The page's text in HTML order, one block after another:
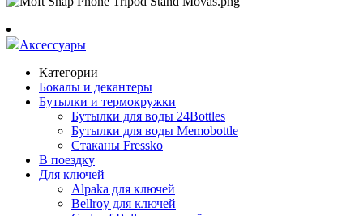
Аксессуары
Категории
Бокалы и декантеры
Бутылки и термокружки
Бутылки для воды 24Bottles
Бутылки для воды Memobottle
Стаканы Fressko
В поездку
Для ключей
Alpaka для ключей
Bellroy для ключей